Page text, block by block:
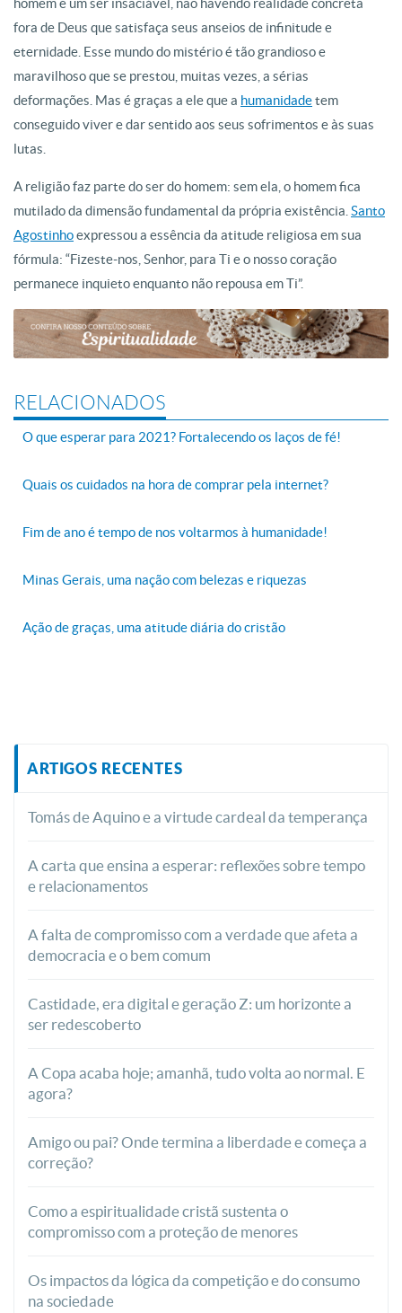
homem é um ser insaciável, não havendo realidade concreta
fora de Deus que satisfaça seus anseios de infinitude e
eternidade. Esse mundo do mistério é tão grandioso e
maravilhoso que se prestou, muitas vezes, a sérias
deformações. Mas é graças a ele que a humanidadetem
conseguido viver e dar sentido aos seus sofrimentos e às suas
lutas.
A religião faz parte do ser do homem: sem ela, o homem fica
mutilado da dimensão fundamental da própria existência. Santo
Agostinhoexpressou a essência da atitude religiosa em sua
fórmula: “Fizeste-nos, Senhor, para Ti e o nosso coração
permanece inquieto enquanto não repousa em Ti”.
RELACIONADOS
O que esperar para 2021? Fortalecendo os laços de fé!
Quais os cuidados na hora de comprar pela internet?
Fim de ano é tempo de nos voltarmos à humanidade!
Minas Gerais, uma nação com belezas e riquezas
Ação de graças, uma atitude diária do cristão
ARTIGOS RECENTES
Tomás de Aquino e a virtude cardeal da temperança
A carta que ensina a esperar: reflexões sobre tempo
e relacionamentos
A falta de compromisso com a verdade que afeta a
democracia e o bem comum
Castidade, era digital e geração Z: um horizonte a
ser redescoberto
A Copa acaba hoje; amanhã, tudo volta ao normal. E
agora?
Amigo ou pai? Onde termina a liberdade e começa a
correção?
Como a espiritualidade cristã sustenta o
compromisso com a proteção de menores
Os impactos da lógica da competição e do consumo
na sociedade